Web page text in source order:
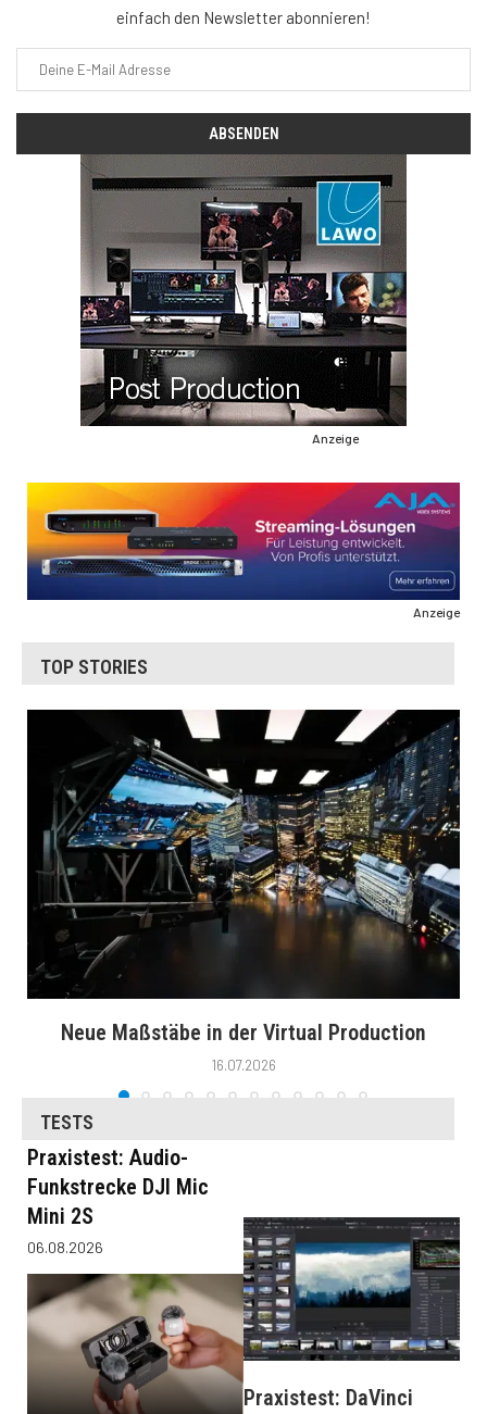
einfach den Newsletter abonnieren!
Anzeige
Anzeige
TOP STORIES
Neue Maßstäbe in der Virtual Production
16.07.2026
TESTS
Praxistest: Audio-
Funkstrecke DJI Mic
Mini 2S
06.08.2026
Praxistest: DaVinci